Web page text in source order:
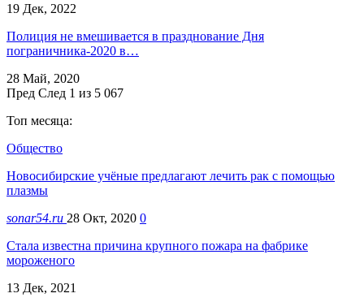
19 Дек, 2022
Полиция не вмешивается в празднование Дня
пограничника-2020 в…
28 Май, 2020
Пред След 1 из 5 067
Топ месяца:
Общество
Новосибирские учёные предлагают лечить рак с помощью
плазмы
sonar54.ru 28 Окт, 2020 0
Стала известна причина крупного пожара на фабрике
мороженого
13 Дек, 2021